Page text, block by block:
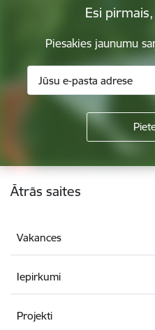
Esi
Piesakies jaunumu
Kājene
Ātrās saites
Vakances
Iepirkumi
Projekti